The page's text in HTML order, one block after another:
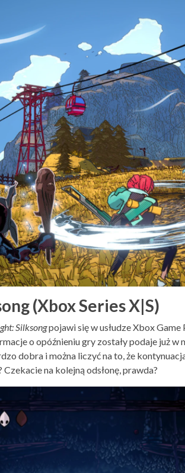
(Xbox Series X|S)
Silksongpojawi się w usłudze Xbox Game
o opóźnieniu gry zostały podaje już
dobra i można liczyć na to, że
na kolejną odsłonę, prawda?